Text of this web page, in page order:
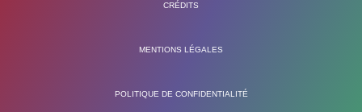
CRÉDITS
MENTIONS LÉGALES
POLITIQUE DE CONFIDENTIALITÉ